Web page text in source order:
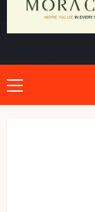
Primary
Menu